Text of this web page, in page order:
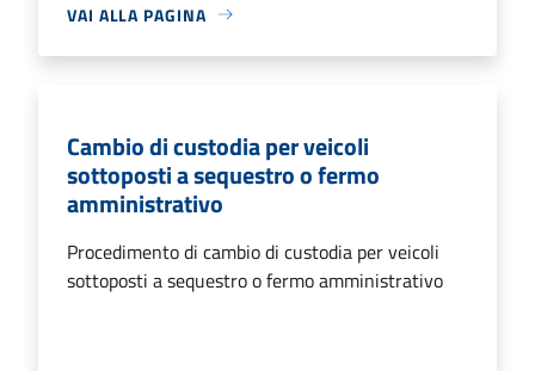
VAI ALLA PAGINA
Cambio di custodia per veicoli
sottoposti a sequestro o fermo
amministrativo
Procedimento di cambio di custodia per veicoli
sottoposti a sequestro o fermo amministrativo